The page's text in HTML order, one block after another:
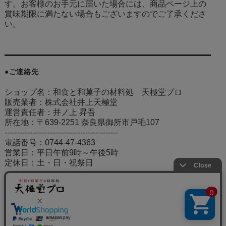
す。お客様のお手元に届いた場合には、商品ページ上の
賞味期限に満たない場合もございますのでご了承くださ
い。
●ご連絡先
ショップ名：和食と和菓子の材料処 天極堂プロ
販売業者：株式会社井上天極堂
運営責任者：井ノ上 昇吾
所在地：〒639-2251 奈良県御所市戸毛107
---------------------------------------------
電話番号：0744-47-4363
営業日：平日午前9時～午後5時
定休日：土・日・祝祭日